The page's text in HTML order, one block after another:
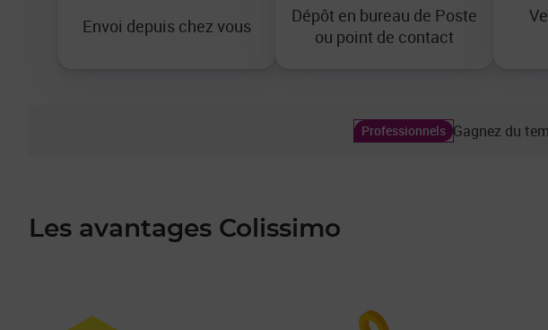
Envoi depuis chez vous
Dépôt en bureau de Poste
ou point de contact
Professionnels Gagnez du
Les avantages Colissimo